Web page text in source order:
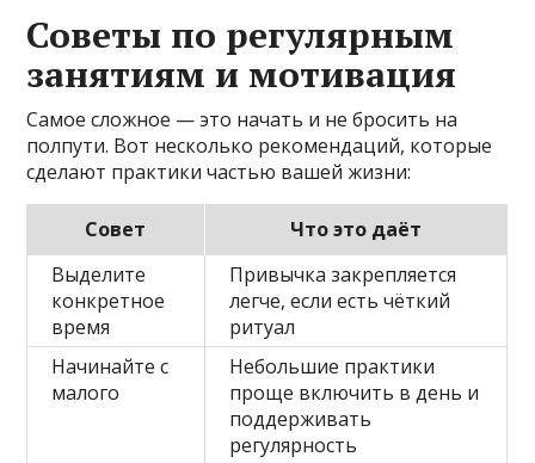
Советы по регулярным
занятиям и мотивация
Самое сложное — это начать и не бросить на
полпути. Вот несколько рекомендаций, которые
сделают практики частью вашей жизни:
Совет
Что это даёт
Выделите
конкретное
время
Привычка закрепляется
легче, если есть чёткий
ритуал
Начинайте с
малого
Небольшие практики
проще включить в день и
поддерживать
регулярность